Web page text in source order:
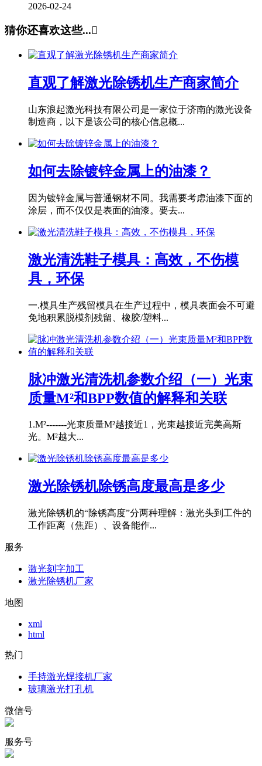
2026-02-24
猜你还喜欢这些...
直观了解激光除锈机生产商家简介
山东浪起激光科技有限公司是一家位于济南的激光设备
制造商，以下是该公司的核心信息概...
如何去除镀锌金属上的油漆？
因为镀锌金属与普通钢材不同。我需要考虑油漆下面的
涂层，而不仅仅是表面的油漆。要去...
激光清洗鞋子模具：高效，不伤模
具，环保
一.模具生产残留模具在生产过程中，模具表面会不可避
免地积累脱模剂残留、橡胶/塑料...
脉冲激光清洗机参数介绍（一）光束
质量M²和BPP数值的解释和关联
1.M²-------光束质量M²越接近1，光束越接近完美高斯
光。M²越大...
激光除锈机除锈高度最高是多少
激光除锈机的“除锈高度”分两种理解：激光头到工件的
工作距离（焦距）、设备能作...
服务
激光刻字加工
激光除锈机厂家
地图
xml
html
热门
手持激光焊接机厂家
玻璃激光打孔机
微信号
服务号